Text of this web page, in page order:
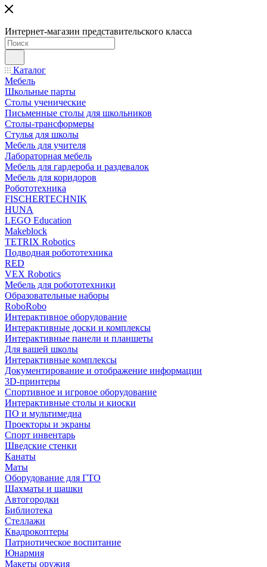
Интернет-магазин представительского класса
Каталог
Мебель
Школьные парты
Столы ученические
Письменные столы для школьников
Столы-трансформеры
Стулья для школы
Мебель для учителя
Лабораторная мебель
Мебель для гардероба и раздевалок
Мебель для коридоров
Робототехника
FISCHERTECHNIK
HUNA
LEGO Education
Makeblock
TETRIX Robotics
Подводная робототехника
RED
VEX Robotics
Мебель для робототехники
Образовательные наборы
RoboRobo
Интерактивное оборудование
Интерактивные доски и комплексы
Интерактивные панели и планшеты
Для вашей школы
Интерактивные комплексы
Документирование и отображение информации
3D-принтеры
Спортивное и игровое оборудование
Интерактивные столы и киоски
ПО и мультимедиа
Проекторы и экраны
Спорт инвентарь
Шведские стенки
Канаты
Маты
Оборудование для ГТО
Шахматы и шашки
Автогородки
Библиотека
Стеллажи
Квадрокоптеры
Патриотическое воспитание
Юнармия
Макеты оружия